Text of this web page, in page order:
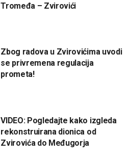
Tromeđa – Zvirovići
Zbog radova u Zvirovićima uvodi
se privremena regulacija
prometa!
VIDEO: Pogledajte kako izgleda
rekonstruirana dionica od
Zvirovića do Međugorja